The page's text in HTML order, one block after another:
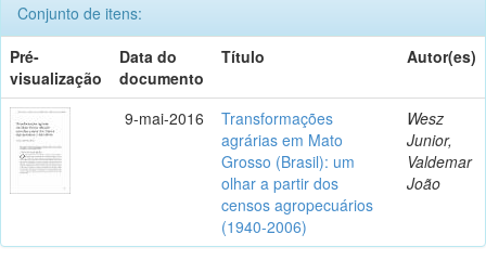
Conjunto de itens:
Pré-
visualização
Data do
documento
Título Autor(es)
9-mai-2016
Transformações
agrárias em Mato
Grosso (Brasil): um
olhar a partir dos
censos agropecuários
(1940-2006)
Wesz
Junior,
Valdemar
João